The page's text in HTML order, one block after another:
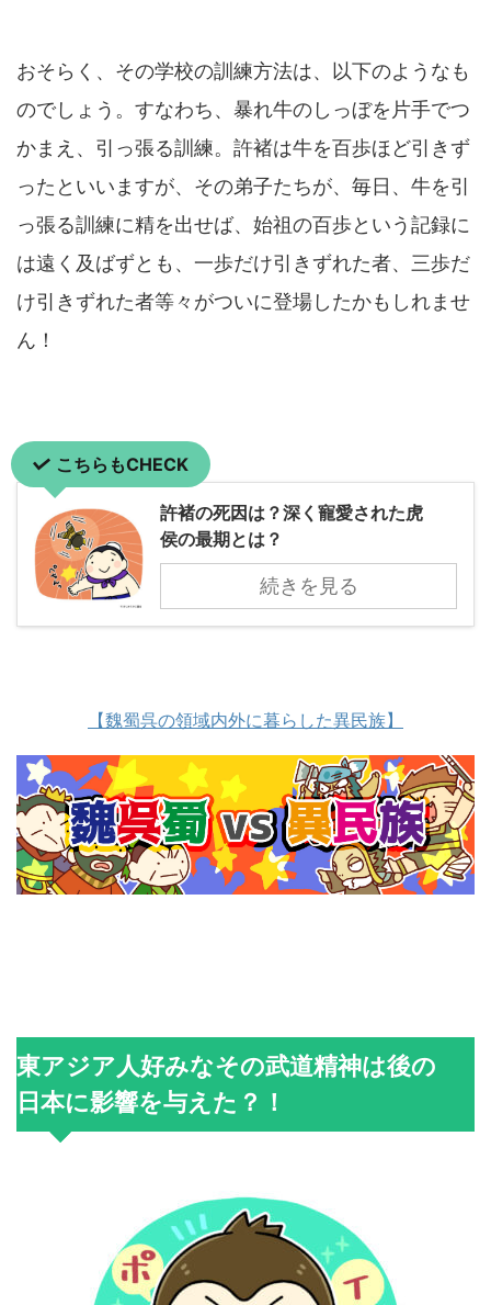
おそらく、その学校の訓練方法は、以下のようなも
のでしょう。すなわち、暴れ牛のしっぼを片手でつ
かまえ、引っ張る訓練。許褚は牛を百歩ほど引きず
ったといいますが、その弟子たちが、毎日、牛を引
っ張る訓練に精を出せば、始祖の百歩という記録に
は遠く及ばずとも、一歩だけ引きずれた者、三歩だ
け引きずれた者等々がついに登場したかもしれませ
ん！
こちらもCHECK
許褚の死因は？深く寵愛された虎
侯の最期とは？
続きを見る
【魏蜀呉の領域内外に暮らした異民族】
東アジア人好みなその武道精神は後の
日本に影響を与えた？！